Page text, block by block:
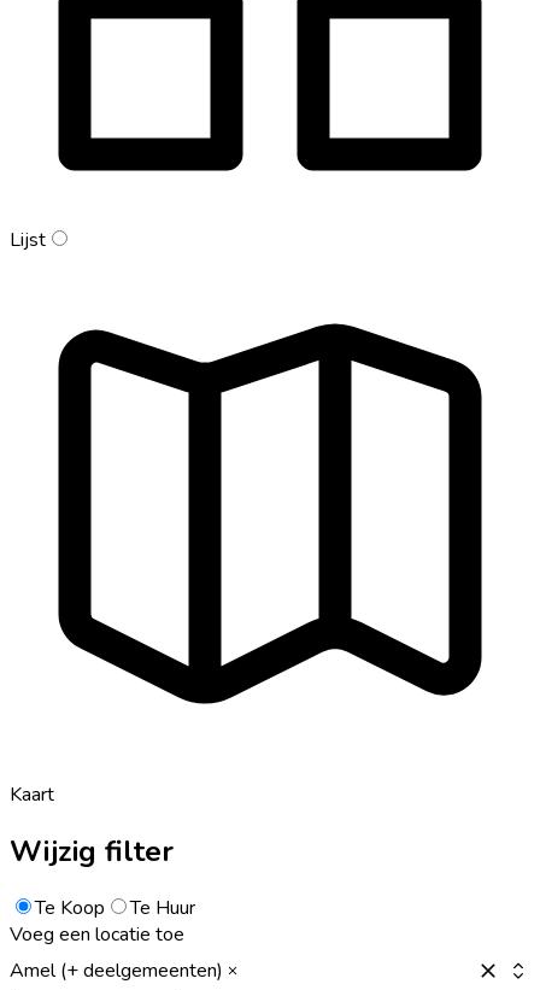
Lijst
Kaart
Wijzig filter
Te Koop
Te Huur
Voeg een locatie toe
Amel (+ deelgemeenten)